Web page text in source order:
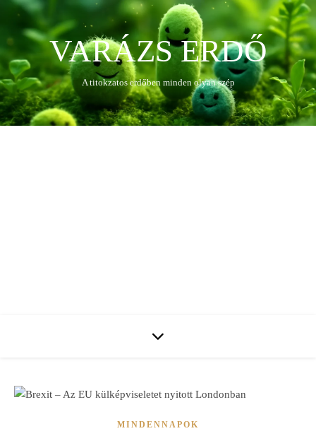
VARÁZS ERDŐ
A titokzatos erdőben minden olyan szép
MINDENNAPOK